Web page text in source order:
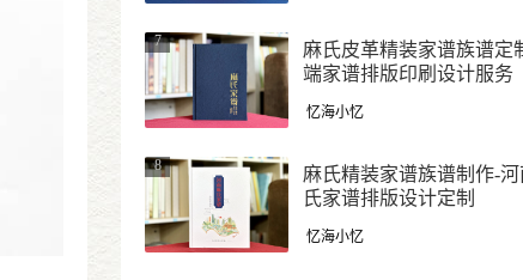
7
麻氏皮革精装家谱族谱定
端家谱排版印刷设计服务
忆海小忆
8
麻氏精装家谱族谱制作-
氏家谱排版设计定制
忆海小忆